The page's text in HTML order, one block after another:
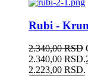
Rubi -
2.340,00RSD
2.340,00 RSD.
2.223,00 RSD.